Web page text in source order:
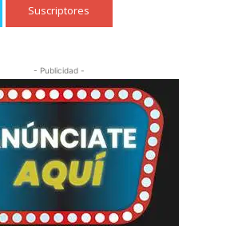
Suscriptores
- Publicidad -